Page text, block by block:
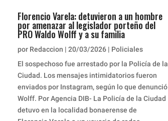
Florencio Varela: detuvieron a un hombre
por amenazar al legislador porteño del
PRO Waldo Wolff y a su familia
por Redaccion | 20/03/2026| Policiales
El sospechoso fue arrestado por la Policía de la
Ciudad. Los mensajes intimidatorios fueron
enviados por Instagram, según lo que denunció
Wolff. Por Agencia DIB- La Policía de la Ciudad
detuvo en la localidad bonaerense de